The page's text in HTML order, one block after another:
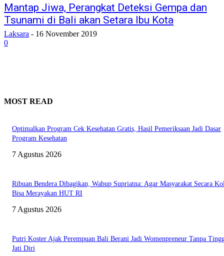
Mantap Jiwa, Perangkat Deteksi Gempa dan
Tsunami di Bali akan Setara Ibu Kota
Laksara - 16 November 2019
0
MOST READ
Optimalkan Program Cek Kesehatan Gratis, Hasil Pemeriksaan Jadi Dasar
Program Kesehatan
7 Agustus 2026
Ribuan Bendera Dibagikan, Wabup Supriatna: Agar Masyarakat Secara
Bisa Merayakan HUT RI
7 Agustus 2026
Putri Koster Ajak Perempuan Bali Berani Jadi Womenpreneur Tanpa
Jati Diri